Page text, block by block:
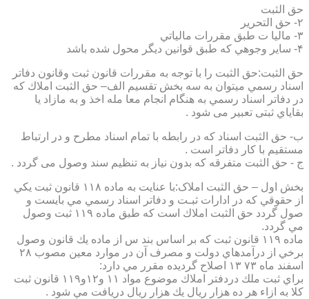
حق الثبت
۲- حق التحرير
۳- ماليا ت طبق مقررات مالياتي
۴- ساير وجوهي كه طبق قوانين ديگر محول شده باشد
حق الثبت:حق الثبت را با توجه به مقررات قانون ثبت وقانون دفاتر
اسناد رسمي ميتوان به سه بخش تقسيم الف– حق الثبت املاك كه
در دفاتر اسناد رسمي به هنگام انجام معا مله اخذ و به مازاد يا
بقاياي ثبتی تعبیر می شود .
ب- حق الثبت اسناد كه در رابطه با تمام اسناد مطرح و در ارتباط
مستقيم با كار دفاتر است .
ج - حق الثبت متفرقه كه بدون نياز به تنظیم سند وصول می گردد .
بخش اول – حق الثبت املاک:با عنايت به ماده ۱۱۸ قانون ثبت يكي
از حقوقي كه در ادارات ثبـت و دفاتر اسناد رسمي مي بايست و
صول گردد حق الثبت املاك است كه طبق ماده ۱۱۹ ثبت وصول
مي گردد.
ماده ۱۱۹ قانون ثبت كه بر اساس بند س از ماده يك قانون وصول
برخي از درآمدهاي دولت و مصرف آن در موارد معين مصوب ۲۸
اسفند ماه ۷۳ ۱۳ اصلاح گرديده مقرر مي دارد:
براي ثبت ملك دردفتر املاك موضوع مواد ۱۱ و۱۲و۱۱۹ قانون ثبت
كلا به ازاء هر ده هزار ريال يك هزار ريال دريافت مي شود .